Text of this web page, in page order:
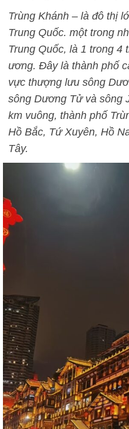
Trùng Khánh – là đô thị
Trung Quốc. một trong
Trung Quốc, là 1 trong 4
ương. Đây là thành phố
vực thượng lưu sông
sông Dương Tử và sông
km vuông, thành phố
Hồ Bắc, Tứ Xuyên, Hồ
Tây.